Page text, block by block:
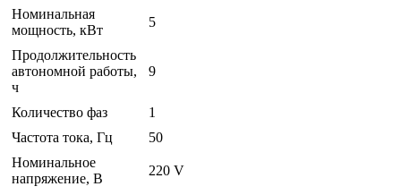
Номинальная
мощность, кВт
5
Продолжительность
автономной работы,
ч
9
Количество фаз
1
Частота тока, Гц
50
Номинальное
напряжение, В
220 V